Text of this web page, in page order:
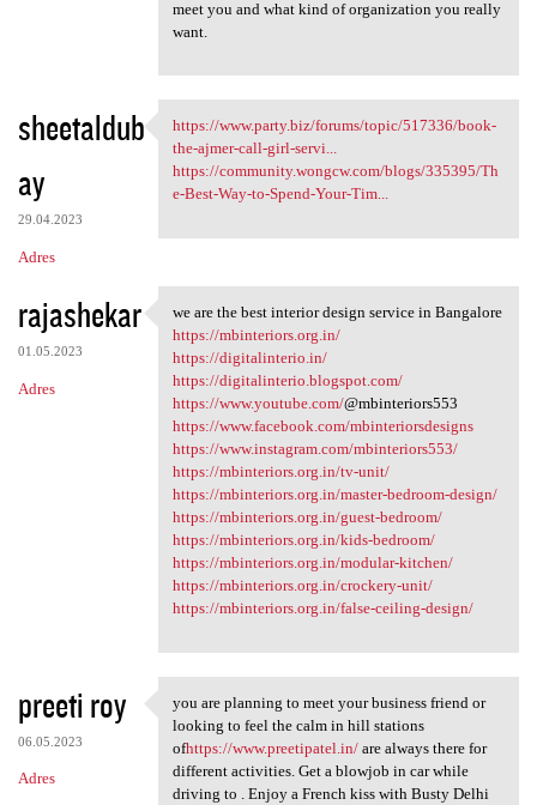
meet you and what kind of organization you really
want.
sheetaldub
ay
29.04.2023
Adres
https://www.party.biz/forums
https://www.party.biz/forums/topic/517336/book-
the-ajmer-call-girl-servi...
https://community.wongcw.com/blogs/335395/Th
e-Best-Way-to-Spend-Your-Tim...
rajashekar
01.05.2023
Adres
we are the best interior
we are the best interior design service in Bangalore
https://mbinteriors.org.in/
https://digitalinterio.in/
https://digitalinterio.blogspot.com/
https://www.youtube.com/@mbinteriors553
https://www.facebook.com/mbinteriorsdesigns
https://www.instagram.com/mbinteriors553/
https://mbinteriors.org.in/tv-unit/
https://mbinteriors.org.in/master-bedroom-design/
https://mbinteriors.org.in/guest-bedroom/
https://mbinteriors.org.in/kids-bedroom/
https://mbinteriors.org.in/modular-kitchen/
https://mbinteriors.org.in/crockery-unit/
https://mbinteriors.org.in/false-ceiling-design/
preeti roy
06.05.2023
Adres
you are planning to meet your
you are planning to meet your business friend or
looking to feel the calm in hill stations
ofhttps://www.preetipatel.in/are always there for
different activities. Get a blowjob in car while
driving to . Enjoy a French kiss with Busty Delhi